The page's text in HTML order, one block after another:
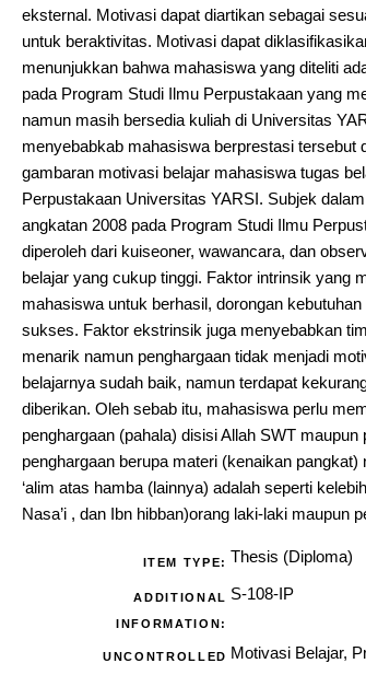
eksternal. Motivasi dapat diartikan sebagai
untuk beraktivitas. Motivasi dapat
menunjukkan bahwa mahasiswa yang diteliti
pada Program Studi Ilmu Perpustakaan yang
namun masih bersedia kuliah di Universitas
menyebabkab mahasiswa berprestasi tersebut
gambaran motivasi belajar mahasiswa tugas
Perpustakaan Universitas YARSI. Subjek
angkatan 2008 pada Program Studi Ilmu
diperoleh dari kuiseoner, wawancara, dan
belajar yang cukup tinggi. Faktor intrinsik yang
mahasiswa untuk berhasil, dorongan
sukses. Faktor ekstrinsik juga menyebabkan
menarik namun penghargaan tidak menjadi
belajarnya sudah baik, namun terdapat
diberikan. Oleh sebab itu, mahasiswa perlu
penghargaan (pahala) disisi Allah SWT
penghargaan berupa materi (kenaikan
‘alim atas hamba (lainnya) adalah seperti
Nasa’i , dan Ibn hibban)orang laki-laki maupun
ITEM TYPE: Thesis (Diploma)
ADDITIONAL
INFORMATION:
S-108-IP
UNCONTROLLED Motivasi Belajar,